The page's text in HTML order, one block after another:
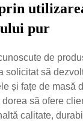
pur
de
solicitat să
și fațe de masă
să ofere
calitate,